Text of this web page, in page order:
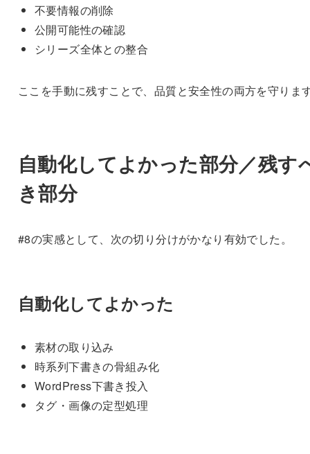
不要情報の削除
公開可能性の確認
シリーズ全体との整合
ここを手動に残すことで、品質と安全性の両方を守りま
自動化してよかった部分／残す
き部分
#8の実感として、次の切り分けがかなり有効でした。
自動化してよかった
素材の取り込み
時系列下書きの骨組み化
WordPress下書き投入
タグ・画像の定型処理